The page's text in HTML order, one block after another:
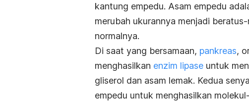
kantung empedu. Asam empedu
merubah ukurannya menjadi
normalnya.
Di saat yang bersamaan, pankreas,
menghasilkan enzim lipase untuk
gliserol dan asam lemak. Kedua
empedu untuk menghasilkan